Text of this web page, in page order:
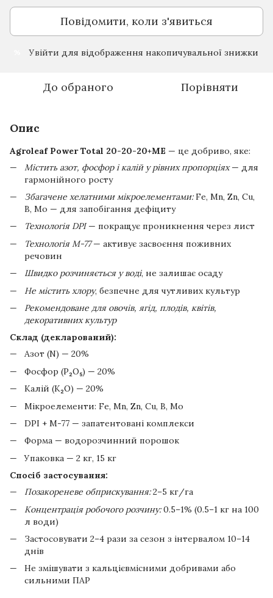
Повідомити, коли з'явиться
Увійти для відображення накопичувальної знижки
До обраного Порівняти
Опис
Agroleaf Power Total 20-20-20+ME — це добриво, яке:
Містить азот, фосфор і калій у рівних пропорціях— для
гармонійного росту
Збагачене хелатними мікроелементами:Fe, Mn, Zn, Cu,
B, Mo — для запобігання дефіциту
Технологія DPI— покращує проникнення через лист
Технологія M-77— активує засвоєння поживних
речовин
Швидко розчиняється у воді, не залишає осаду
Не містить хлору, безпечне для чутливих культур
Рекомендоване для овочів, ягід, плодів, квітів,
декоративних культур
Склад (декларований):
Азот (N) — 20%
Фосфор (P₂O₅) — 20%
Калій (K₂O) — 20%
Мікроелементи: Fe, Mn, Zn, Cu, B, Mo
DPI + M-77 — запатентовані комплекси
Форма — водорозчинний порошок
Упаковка — 2 кг, 15 кг
Спосіб застосування:
Позакореневе обприскування:2–5 кг/га
Концентрація робочого розчину:0.5–1% (0.5–1 кг на 100
л води)
Застосовувати 2–4 рази за сезон з інтервалом 10–14
днів
Не змішувати з кальцієвмісними добривами або
сильними ПАР